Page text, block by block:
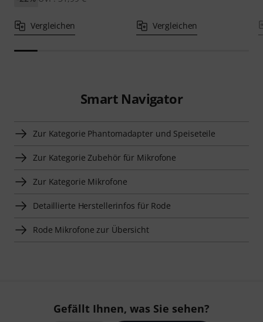
Vergleichen Vergleichen
Smart Navigator
Zur Kategorie Phantomadapter und Speiseteile
Zur Kategorie Zubehör für Mikrofone
Zur Kategorie Mikrofone
Detaillierte Herstellerinfos für Rode
Rode Mikrofone zur Übersicht
Gefällt Ihnen, was Sie sehen?